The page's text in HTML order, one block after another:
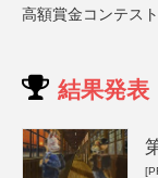
高額賞金コンテス
結果発表